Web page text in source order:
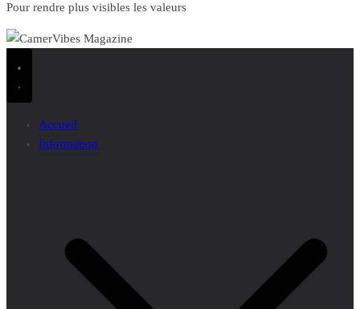
Pour rendre plus visibles les valeurs
Accueil
Information